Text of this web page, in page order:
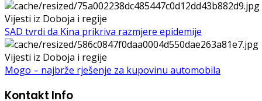
Vijesti iz Doboja i regije
SAD tvrdi da Kina prikriva razmjere epidemije
Vijesti iz Doboja i regije
Mogo – najbrže rješenje za kupovinu automobila
Kontakt Info